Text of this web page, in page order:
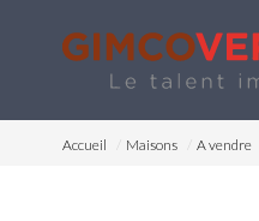
Accueil Maisons A vendre